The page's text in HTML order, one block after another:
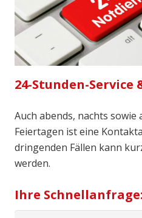
24-Stunden-
Auch abends, nachts sowie
Feiertagen ist eine
dringenden Fällen kann
werden.
Ihre Schnellanfrage: